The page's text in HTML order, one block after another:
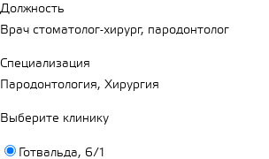
Должность
Врач стоматолог-хирург, пародонтолог
Специализация
Пародонтология, Хирургия
Выберите клинику
Готвальда, 6/1